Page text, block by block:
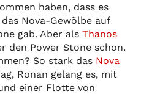
haben, dass es
Nova-Gewölbe auf
gab. Aber als Thanos
den Power Stone schon.
So stark das Nova
Ronan gelang es, mit
einer Flotte von